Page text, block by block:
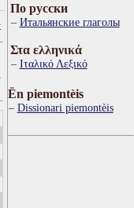
По русски
Итальянские глаголы
Στα ελληνικά
Ιταλικό Λεξικό
Ën piemontèis
Dissionari piemontèis